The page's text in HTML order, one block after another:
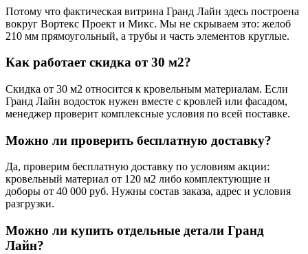
Потому что фактическая витрина Гранд Лайн здесь построена
вокруг Вортекс Проект и Микс. Мы не скрываем это: желоб
210 мм прямоугольный, а трубы и часть элементов круглые.
Как работает скидка от 30 м2?
Скидка от 30 м2 относится к кровельным материалам. Если
Гранд Лайн водосток нужен вместе с кровлей или фасадом,
менеджер проверит комплексные условия по всей поставке.
Можно ли проверить бесплатную доставку?
Да, проверим бесплатную доставку по условиям акции:
кровельный материал от 120 м2 либо комплектующие и
доборы от 40 000 руб. Нужны состав заказа, адрес и условия
разгрузки.
Можно ли купить отдельные детали Гранд
Лайн?